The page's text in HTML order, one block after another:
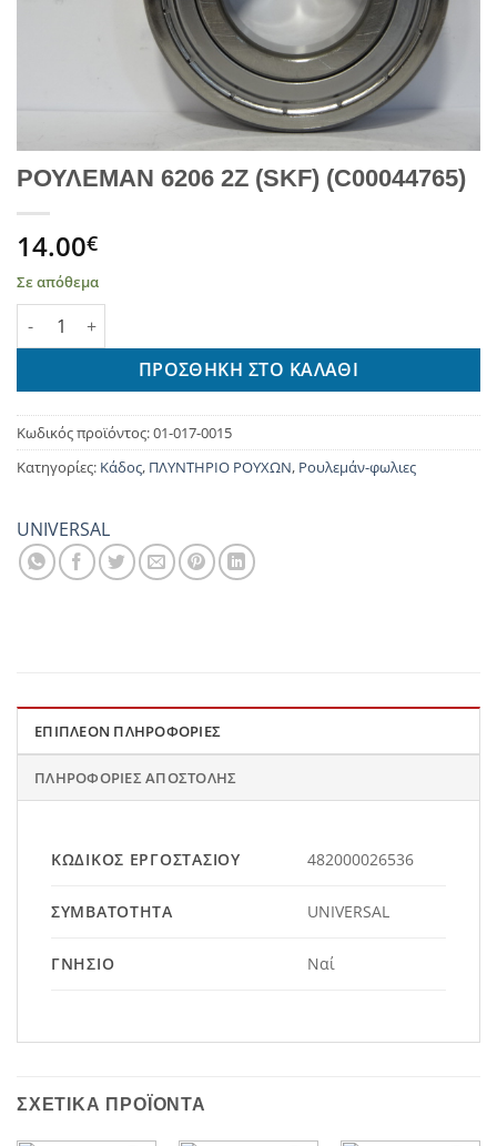
ΡΟΥΛΕΜΑΝ 6206 2Ζ (SKF) (C00044765)
14.00€
Σε απόθεμα
ΡΟΥΛΕΜΑΝ 6206 2Ζ (SKF) (C00044765) ποσότητα
ΠΡΟΣΘΉΚΗ ΣΤΟ ΚΑΛΆΘΙ
Κωδικός προϊόντος:01-017-0015
Κατηγορίες: Κάδος, ΠΛΥΝΤΗΡΙΟ ΡΟΥΧΩΝ, Ρουλεμάν-φωλιες
UNIVERSAL
ΕΠΙΠΛΈΟΝ ΠΛΗΡΟΦΟΡΊΕΣ
ΠΛΗΡΟΦΟΡΊΕΣ ΑΠΟΣΤΟΛΉΣ
ΚΩΔΙΚΌΣ ΕΡΓΟΣΤΑΣΊΟΥ 482000026536
ΣΥΜΒΑΤΌΤΗΤΑ UNIVERSAL
ΓΝΉΣΙΟ Ναί
ΣΧΕΤΙΚΆ ΠΡΟΪΌΝΤΑ